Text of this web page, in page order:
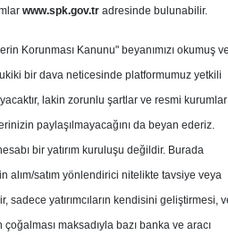
Potansiyeli
Kurum Sayısı
12 7 2
Temmuz 2026
www.spk.gov.tradresinde bulunabilir.
Korunması Kanunu" beyanımızı okumuş ve
bir dava neticesinde platformumuz yetkili
lakin zorunlu şartlar ve resmi kurumlar
paylaşılmayacağını da beyan ederiz.
bir yatırım kuruluşu değildir. Burada
alım/satım yönlendirici nitelikte tavsiye veya
yatırımcıların kendisini geliştirmesi,
çoğalması maksadıyla bazı banka ve aracı